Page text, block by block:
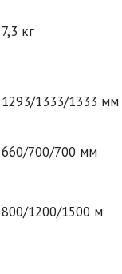
7,3 кг
1293/1333/1333 мм
660/700/700 мм
800/1200/1500 м